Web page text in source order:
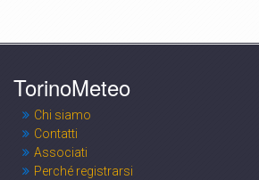
TorinoMeteo
Chi siamo
Contatti
Associati
Perché registrarsi